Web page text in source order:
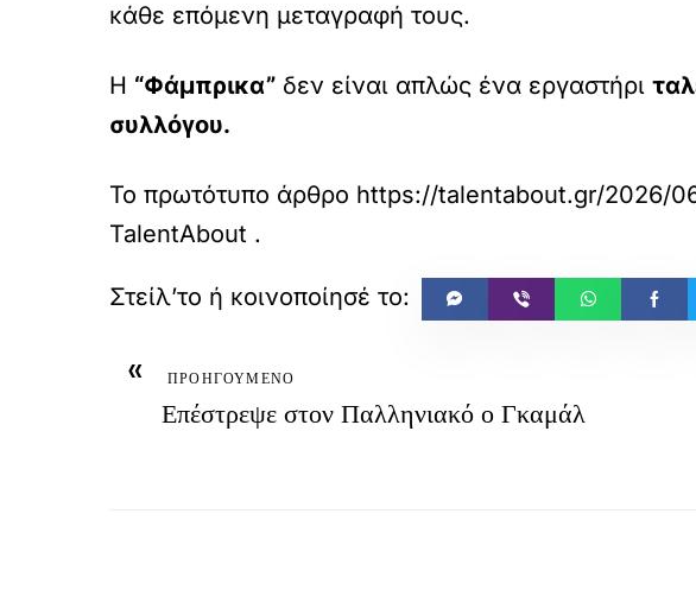
κάθε επόμενη μεταγραφή τους.
Η “Φάμπρικα” δεν είναι απλώς ένα εργαστήρι
συλλόγου.
Το πρωτότυπο άρθρο https://talentabout.gr/2026/
TalentAbout .
« ΠΡΟΗΓΟΥΜΕΝΟ
Επέστρεψε στον Παλληνιακό ο Γκαμάλ